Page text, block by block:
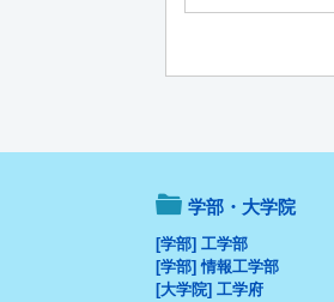
学部・大学院
[学部] 工学部
[学部] 情報工学部
[大学院] 工学府